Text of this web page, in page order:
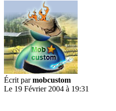
Écrit parmobcustom
Le 19 Février 2004 à 19:31